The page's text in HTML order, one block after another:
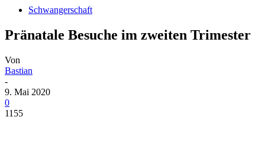
Schwangerschaft
Pränatale Besuche im zweiten Trimester
Von
Bastian
-
9. Mai 2020
0
1155